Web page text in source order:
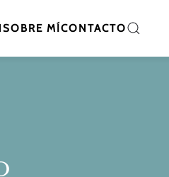
SOBRE MÍCONTACTO